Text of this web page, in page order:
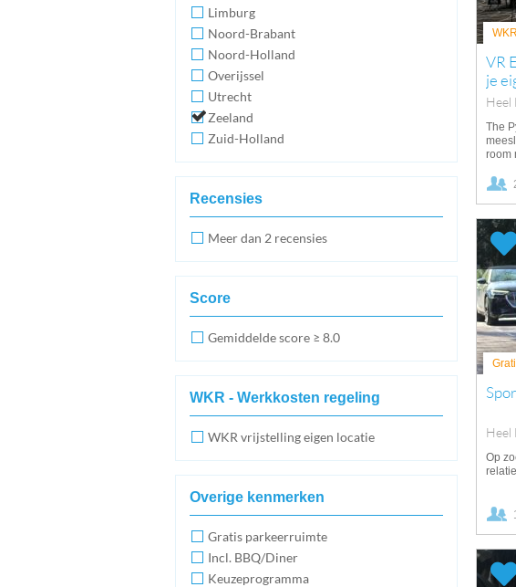
Limburg
Noord-Brabant
Noord-Holland
Overijssel
Utrecht
Zeeland
Zuid-Holland
Recensies
Meer dan 2 recensies
Score
Gemiddelde score ≥ 8.0
WKR - Werkkosten regeling
WKR vrijstelling eigen locatie
Overige kenmerken
Gratis parkeerruimte
Incl. BBQ/Diner
Keuzeprogramma
VR
je
Heel
The
room
Heel
Op